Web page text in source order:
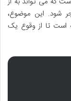
شود. این موضوع،
است تا از وقوع یک